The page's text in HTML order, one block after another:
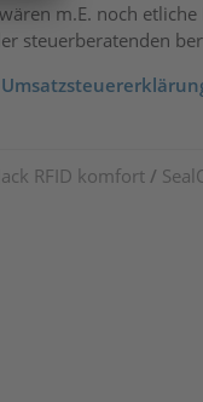
m.E. noch
steuerberatenden
RFID komfort /